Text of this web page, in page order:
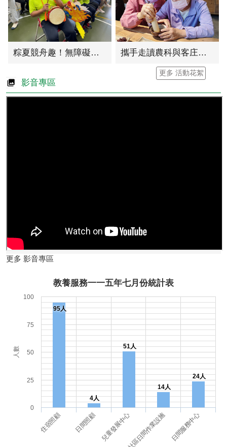
粽夏競舟趣！無障礙之.... 攜手走讀農科與客庄文....
更多 活動花絮
影音專區
更多 影音專區
人數
教養服務一一五年七月份統計表
95人
4人
51人
14人
24人
住宿照顧 日間照顧 兒童發展中心社區日間作業設施 日間服務中心
0
25
50
75
100